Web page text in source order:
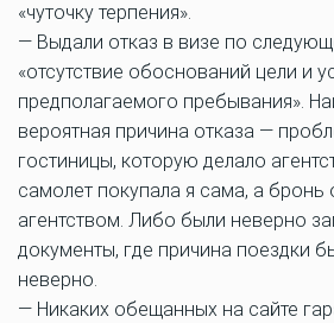
«чуточку терпения».
— Выдали отказ в визе по
«отсутствие обоснований цели и
предполагаемого пребывания».
вероятная причина отказа —
гостиницы, которую делало
самолет покупала я сама, а бронь
агентством. Либо были неверно
документы, где причина поездки
неверно.
— Никаких обещанных на сайте